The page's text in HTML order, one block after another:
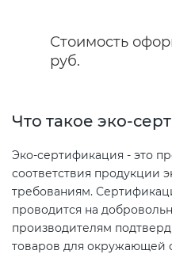
Стоимость
руб.
Что такое эко-
Эко-сертификация - это
соответствия продукции
требованиям.
проводится на
производителям
товаров для окружающей
Сертификация
товаров
Сертификация
БАДы
Декларация ТР ТС
Декларирование
по схеме 5Д (ТР ТС 010)
Декларирование
продукции (ТР ТС 021)